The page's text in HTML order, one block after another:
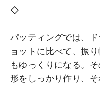
◇
パッティングでは、
ョットに比べて、振
もゆっくりになる。
形をしっかり作り、